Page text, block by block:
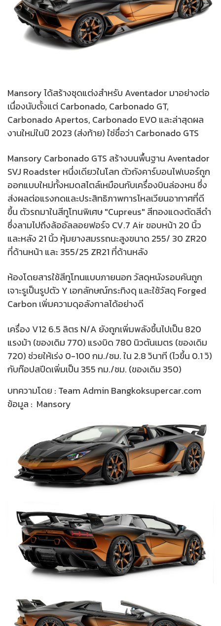
Mansory ได้สร้างชุดแต่งสำหรับ Aventador มาอย่างต่อ
เนื่องนับตั้งแต่ Carbonado, Carbonado GT,
Carbonado Apertos, Carbonado EVO และล่าสุดผล
งานใหม่ในปี 2023 (ส่งท้าย) ใช่ชื่อว่า Carbonado GTS
Mansory Carbonado GTS สร้างบนพื้นฐาน Aventador
SVJ Roadster หนึ่งเดียวในโลก ตัวถังคาร์บอนไฟเบอร์ถูก
ออกแบบใหม่ทั้งหมดสไตล์เหมือนกับเครื่องบินล่องหน ซึ่ง
ส่งผลต่อแรงกดและประสิทธิภาพการไหลเวียนอากาศที่ดี
ขึ้น ตัวรถมาในสีทูโทนพิเศษ "Cupreus" สีทองแดงตัดสีดำ
ซึ่งลามไปถึงล้ออัลลอยฟอร์จ CV.7 Air ขอบหน้า 20 นิ้ว
และหลัง 21 นิ้ว หุ้มยางสมรรถนะสูงขนาด 255/ 30 ZR20
ที่ด้านหน้า และ 355/25 ZR21 ที่ด้านหลัง
ห้องโดยสารใช้สีทูโทนแบบภายนอก วัสดุหนังรอบคันถูก
เจาะรูเป็นรูปตัว Y เอกลักษณ์กระทิงดุ และใช้วัสดุ Forged
Carbon เพิ่มความดุอลังกาลได้อย่างดี
เครื่อง V12 6.5 ลิตร N/A ยังถูกเพิ่มพลังขึ้นไปเป็น 820
แรงม้า (ของเดิม 770) แรงบิด 780 นิวตันเมตร (ของเดิม
720) ช่วยให้เร่ง 0-100 กม./ชม. ใน 2.8 วินาที (ไวขึ้น 0.1 วิ)
กับท๊อปสปีดเพิ่มเป็น 355 กม./ชม. (ของเดิม 350)
บทความโดย : Team Admin Bangkoksupercar.com
ข้อมูล : Mansory